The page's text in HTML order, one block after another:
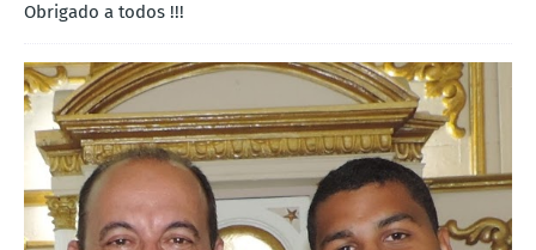
Obrigado a todos !!!